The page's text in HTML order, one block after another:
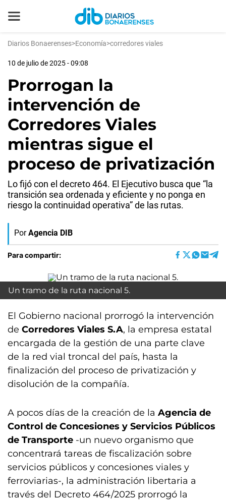
Diarios Bonaerenses>Economía>corredores viales
10 de julio de 2025 - 09:08
Prorrogan la
intervención de
Corredores Viales
mientras sigue el
proceso de privatización
Lo fijó con el decreto 464. El Ejecutivo busca que “la
transición sea ordenada y eficiente y no ponga en
riesgo la continuidad operativa” de las rutas.
Por Agencia DIB
Para compartir:
Un tramo de la ruta nacional 5.
El Gobierno nacional prorrogó la intervención
de Corredores Viales S.A, la empresa estatal
encargada de la gestión de una parte clave
de la red vial troncal del país, hasta la
finalización del proceso de privatización y
disolución de la compañía.
A pocos días de la creación de la Agencia de
Control de Concesiones y Servicios Públicos
de Transporte -un nuevo organismo que
concentrará tareas de fiscalización sobre
servicios públicos y concesiones viales y
ferroviarias-, la administración libertaria a
través del Decreto 464/2025 prorrogó la